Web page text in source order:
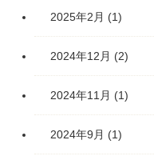
2025年2月 (1)
2024年12月 (2)
2024年11月 (1)
2024年9月 (1)